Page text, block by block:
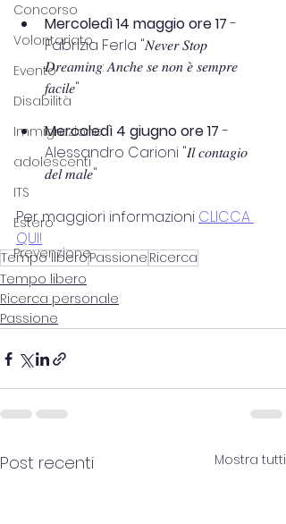
Concorso
Volontariato
Evento
Disabilità
Immigrazione
adolescenti
ITS
Estero
Prevenzione
Mercoledì 14 maggio ore 17 -
Fabrizia Ferla "𝑁𝑒𝑣𝑒𝑟 𝑆𝑡𝑜𝑝
𝐷𝑟𝑒𝑎𝑚𝑖𝑛𝑔: 𝐴𝑛𝑐ℎ𝑒 𝑠𝑒 𝑛𝑜𝑛 𝑒̀ 𝑠𝑒𝑚𝑝𝑟𝑒
𝑓𝑎𝑐𝑖𝑙𝑒"
Mercoledì 4 giugno ore 17 -
Alessandro Carioni "𝐼𝑙 𝑐𝑜𝑛𝑡𝑎𝑔𝑖𝑜
𝑑𝑒𝑙 𝑚𝑎𝑙𝑒"
Per maggiori informazioni CLICCA
QUI!
Tempo liberoPassione Ricerca
Tempo libero
Ricerca personale
Passione
Post recenti Mostra tutti